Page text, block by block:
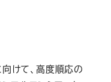
けて、高度順応の